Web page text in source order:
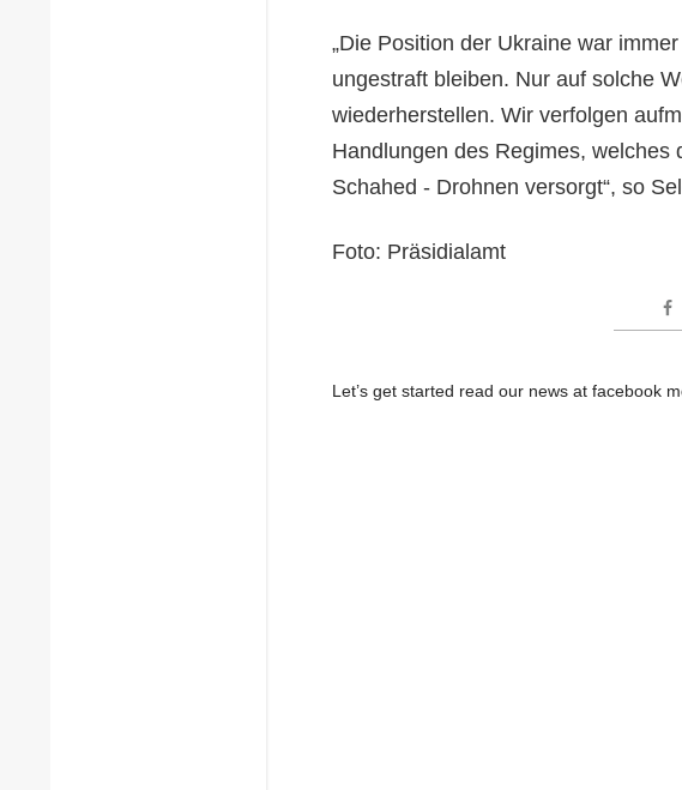
„Die Position der Ukraine war
ungestraft bleiben. Nur auf solche
wiederherstellen. Wir verfolgen
Handlungen des Regimes,
Schahed - Drohnen versorgt“, so
Foto: Präsidialamt
Let’s get started read our news at facebook